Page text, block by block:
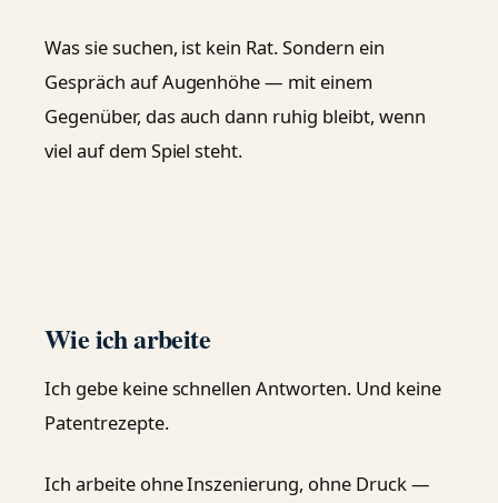
Was sie suchen, ist kein Rat. Sondern ein
Gespräch auf Augenhöhe — mit einem
Gegenüber, das auch dann ruhig bleibt, wenn
viel auf dem Spiel steht.
Wie ich arbeite
Ich gebe keine schnellen Antworten. Und keine
Patentrezepte.
Ich arbeite ohne Inszenierung, ohne Druck —